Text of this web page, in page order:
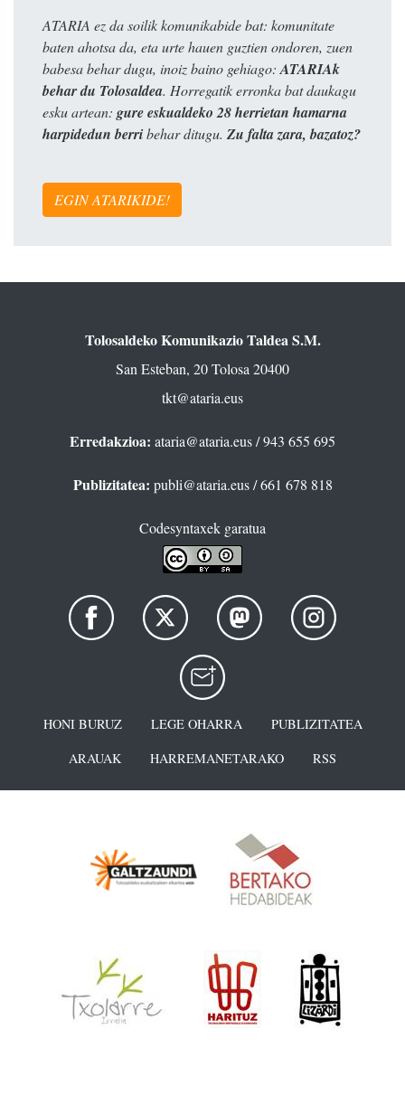
ATARIA ez da soilik komunikabide bat: komunitate
baten ahotsa da, eta urte hauen guztien ondoren, zuen
babesa behar dugu, inoiz baino gehiago:ATARIAk
behar du Tolosaldea. Horregatik erronka bat daukagu
esku artean: gure eskualdeko 28 herrietan hamarna
harpidedun berribehar ditugu. Zu falta zara, bazatoz?
EGIN ATARIKIDE!
Tolosaldeko Komunikazio Taldea S.M.
San Esteban, 20 Tolosa 20400
tkt@ataria.eus
Erredakzioa: ataria@ataria.eus/ 943 655 695
Publizitatea: publi@ataria.eus/ 661 678 818
Codesyntaxek garatua
HONI BURUZ LEGE OHARRA
PUBLIZITATEA
ARAUAK
HARREMANETARAKO RSS